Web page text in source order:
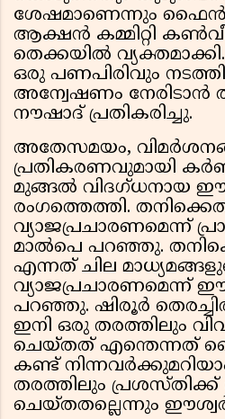
ശേഷമാണെന്നും
ആക്ഷന്‍ കമ്മിറ്റി
തെക്കയില്‍
ഒരു പണപിരിവും
അന്വേഷണം നേരിടാന്‍
നൗഷാദ് പ്രതികരിച്ചു.
അതേസമയം,
പ്രതികരണവുമായി
മുങ്ങല്‍ വിദഗ്ധനായ
രംഗത്തെത്തി.
വ്യാജപ്രചാരണമെന്ന്
മാല്‍പെ പറഞ്ഞു.
എന്നത് ചില
വ്യാജപ്രചാരണമെന്ന്
പറഞ്ഞു. ഷിരൂര്‍
ഇനി ഒരു തരത്തിലും
ചെയ്തത് എന്തെന്നത്
കണ്ട്
തരത്തിലും പ്രശസ്തിക്ക്
ചെയ്തതല്ലെന്നും